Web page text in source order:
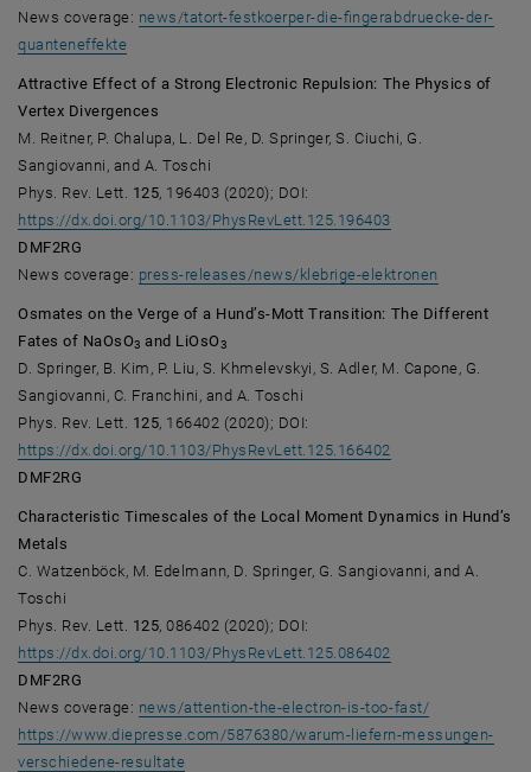
News coverage: news/tatort-festkoerper-die-fingerabdruecke-der-
quanteneffekte, öffnet eine externe URL in einem neuen Fenster
Attractive Effect of a Strong Electronic Repulsion: The Physics of
Vertex Divergences
M. Reitner, P. Chalupa, L. Del Re, D. Springer, S. Ciuchi, G.
Sangiovanni, and A. Toschi
Phys. Rev. Lett. 125, 196403 (2020); DOI:
https://dx.doi.org/10.1103/PhysRevLett.125.196403
DMF2RG
News coverage: press-releases/news/klebrige-elektronen
Osmates on the Verge of a Hund’s-Mott Transition: The Different
Fates of NaOsO3and LiOsO3
D. Springer, B. Kim, P. Liu, S. Khmelevskyi, S. Adler, M. Capone, G.
Sangiovanni, C. Franchini, and A. Toschi
Phys. Rev. Lett. 125, 166402 (2020); DOI:
https://dx.doi.org/10.1103/PhysRevLett.125.166402
DMF2RG
Characteristic Timescales of the Local Moment Dynamics in Hund’s
Metals
C. Watzenböck, M. Edelmann, D. Springer, G. Sangiovanni, and A.
Toschi
Phys. Rev. Lett. 125, 086402 (2020); DOI:
https://dx.doi.org/10.1103/PhysRevLett.125.086402
DMF2RG
News coverage: news/attention-the-electron-is-too-fast/, öffnet eine
https://www.diepresse.com/5876380/warum-liefern-messungen-
verschiedene-resultate, öffnet eine externe URL in einem neuen